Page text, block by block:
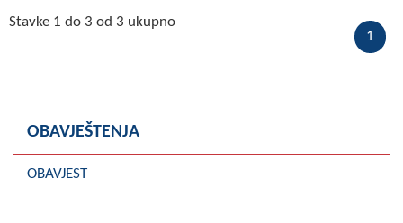
Javni pozivi
Obavještenja
1
Stavke 1 do 3 od 3 ukupno
OBAVJEŠTENJA
OBAVJEST